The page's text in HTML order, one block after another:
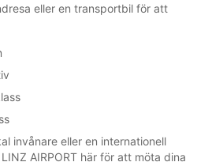
eller en transportbil för att
invånare eller en internationell
AIRPORT här för att möta dina